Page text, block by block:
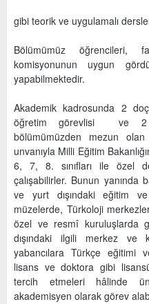
gibi teorik ve uygulamalı
Bölümümüz
komisyonunun uygun
yapabilmektedir.
Akademik kadrosunda 2
öğretim görevlisi ve 2
bölümümüzden mezun olan
unvanıyla Milli Eğitim
6, 7, 8. sınıfları ile özel
çalışabilirler. Bunun yanında
ve yurt dışındaki eğitim
müzelerde, Türkoloji
özel ve resmî kuruluşlarda
dışındaki ilgili merkez ve
yabancılara Türkçe eğitimi
lisans ve doktora gibi
tercih etmeleri hâlinde
akademisyen olarak görev